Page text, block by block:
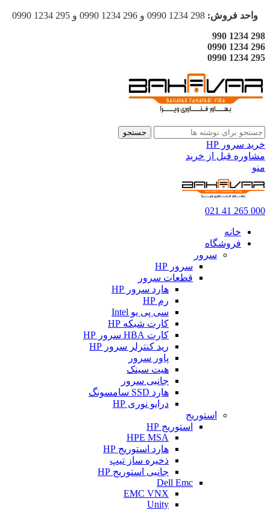
واحد فروش:
298 1234 990
296 1234 0990
295 1234 0990
جستجو
خرید سرور HP
مشاوره قبل از خرید
منو
000 265 41 021
خانه
فروشگاه
سرور
سرور HP
قطعات سرور
هارد سرور HP
رم HP
سی پی یو Intel
کارت شبکه HP
کارت HBA سرور HP
رید کنترلر سرور HP
پاور سرور
هیت سینک
جانبی سرور
هارد SSD سامسونگ
درایو نوری HP
استوریج
استوریج HP
HPE MSA
هارد استوریج HP
ذخیره ساز تیپ
جانبی استوریج HP
Dell Emc
EMC VNX
Unity